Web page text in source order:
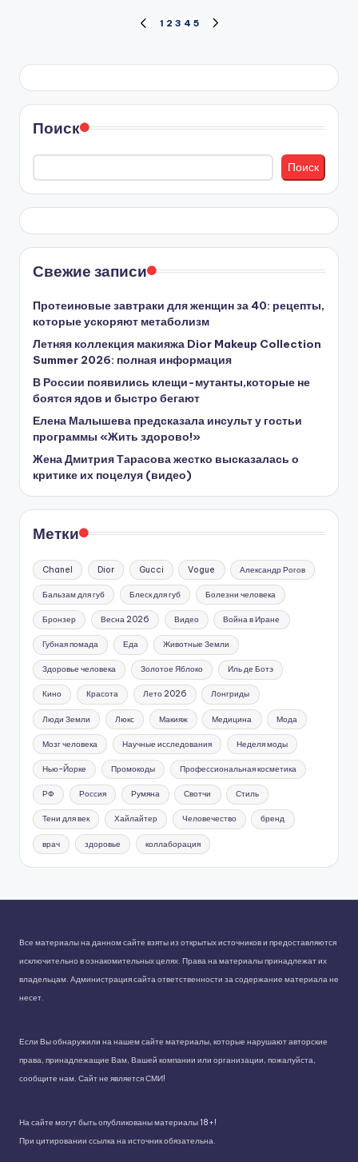
Пагинация
записей
ПРЕД.
1 2 3 4 5
Поиск
Поиск
Свежие записи
Протеиновые завтраки для женщин за 40: рецепты,
которые ускоряют метаболизм
Летняя коллекция макияжа Dior Makeup Collection
Summer 2026: полная информация
В России появились клещи-мутанты,которые не
боятся ядов и быстро бегают
Елена Малышева предсказала инсульт у гостьи
программы «Жить здорово!»
Жена Дмитрия Тарасова жестко высказалась о
критике их поцелуя (видео)
Метки
Chanel Dior Gucci Vogue Александр Рогов
Бальзам для губ Блеск для губ Болезни человека
Бронзер Весна 2026 Видео Война в Иране
Губная помада Еда Животные Земли
Здоровье человека Золотое Яблоко Иль де Ботэ
Кино Красота Лето 2026 Лонгриды
Люди Земли Люкс Макияж Медицина Мода
Мозг человека Научные исследования Неделя моды
Нью-Йорке Промокоды Профессиональная косметика
РФ Россия Румяна Свотчи Стиль
Тени для век Хайлайтер Человечество бренд
врач здоровье коллаборация
Все материалы на данном сайте взяты из открытых источников и предоставляются
исключительно в ознакомительных целях. Права на материалы принадлежат их
владельцам. Администрация сайта ответственности за содержание материала не
несет.
Если Вы обнаружили на нашем сайте материалы, которые нарушают авторские
права, принадлежащие Вам, Вашей компании или организации, пожалуйста,
сообщите нам. Сайт не является СМИ!
На сайте могут быть опубликованы материалы 18+!
При цитировании ссылка на источник обязательна.